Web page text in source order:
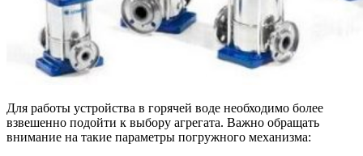
Для работы устройства в горячей воде необходимо более
взвешенно подойти к выбору агрегата. Важно обращать
внимание на такие параметры погружного механизма: